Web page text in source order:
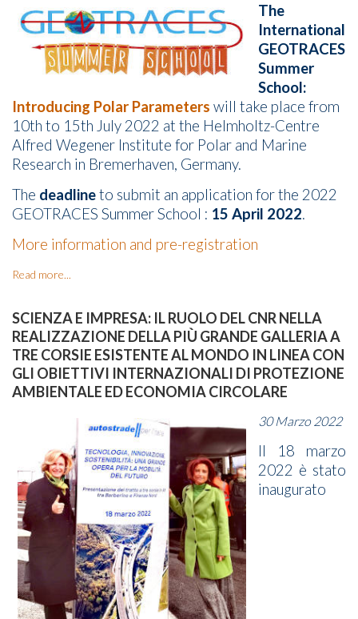
The
International
GEOTRACES
Summer
School:
Introducing Polar Parameters will take place from
10th to 15th July 2022 at the Helmholtz-Centre
Alfred Wegener Institute for Polar and Marine
Research in Bremerhaven, Germany.
The deadlineto submit an application for the 2022
GEOTRACES Summer School : 15 April 2022.
More information and pre-registration
Read more...
SCIENZA E IMPRESA: IL RUOLO DEL CNR NELLA
REALIZZAZIONE DELLA PIÙ GRANDE GALLERIA A
TRE CORSIE ESISTENTE AL MONDO IN LINEA CON
GLI OBIETTIVI INTERNAZIONALI DI PROTEZIONE
AMBIENTALE ED ECONOMIA CIRCOLARE
30 Marzo 2022
Il 18 marzo
2022 è stato
inaugurato